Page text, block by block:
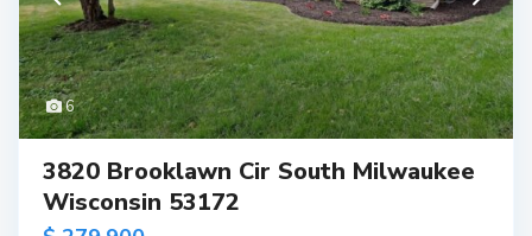
6
3820 Brooklawn Cir South Milwaukee
Wisconsin 53172